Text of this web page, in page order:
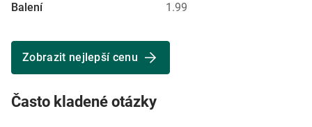
Balení 1.99
Zobrazit nejlepší cenu
Často kladené otázky